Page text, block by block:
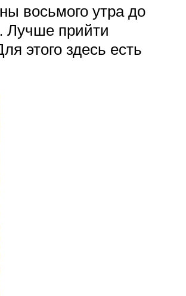
восьмого утра до
Лучше прийти
этого здесь есть